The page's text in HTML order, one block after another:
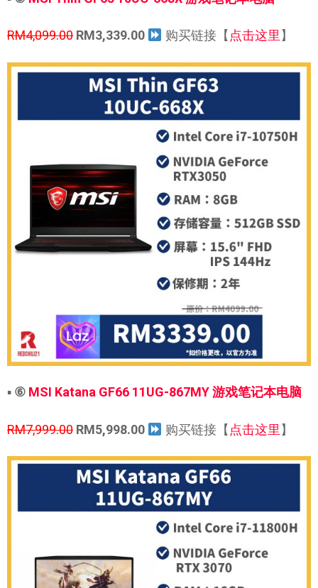
RM4,099.00 RM3,339.00 购买链接【 点击这里 】
▪ ⑥ MSI Katana GF66 11UG-867MY 游戏笔记本电脑
RM7,999.00 RM5,998.00 购买链接【 点击这里 】